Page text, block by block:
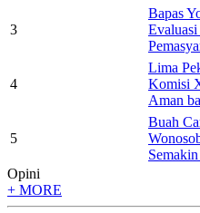
3
Bapas
4
Lima
Komisi
Aman
5
Buah
Opini
+ MORE